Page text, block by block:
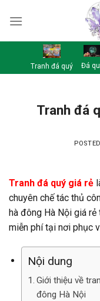
Tranh đá quý Đá
Tranh đá
Tranh đá quý giá rẻ
chuyên chế tác thủ
hà đông Hà Nội giá
miễn phí tại nơi phục
Nội dung
Giới thiệu về
đông Hà Nội